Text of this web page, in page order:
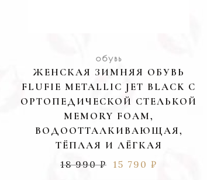
обувь
ЖЕНСКАЯ ЗИМНЯЯ ОБУВЬ
FLUFIE METALLIC JET BLACK С
ОРТОПЕДИЧЕСКОЙ СТЕЛЬКОЙ
MEMORY FOAM,
ВОДООТТАЛКИВАЮЩАЯ,
ТЁПЛАЯ И ЛЁГКАЯ
18 990₽ 15 790 ₽